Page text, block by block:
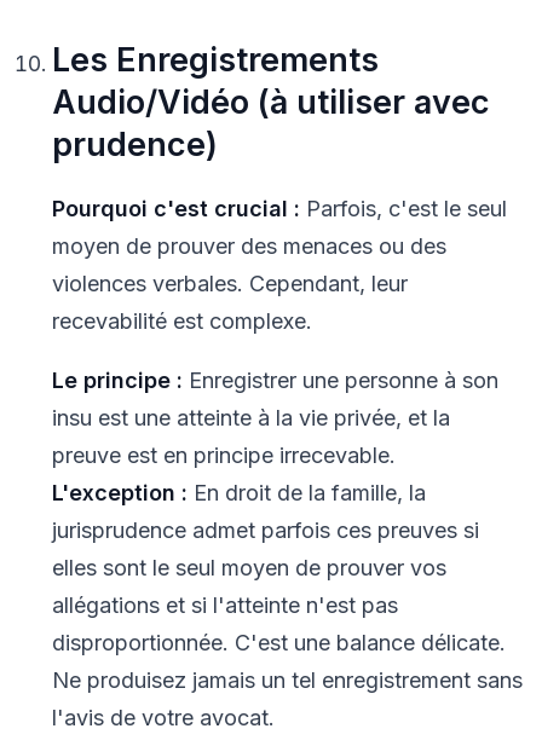
Les Enregistrements
Audio/Vidéo (à utiliser avec
prudence)
Pourquoi c'est crucial : Parfois, c'est le seul
moyen de prouver des menaces ou des
violences verbales. Cependant, leur
recevabilité est complexe.
Le principe : Enregistrer une personne à son
insu est une atteinte à la vie privée, et la
preuve est en principe irrecevable.
L'exception : En droit de la famille, la
jurisprudence admet parfois ces preuves si
elles sont le seul moyen de prouver vos
allégations et si l'atteinte n'est pas
disproportionnée. C'est une balance délicate.
Ne produisez jamais un tel enregistrement sans
l'avis de votre avocat.